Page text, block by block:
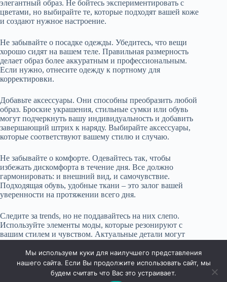
элегантный образ. Не бойтесь экспериментировать с
цветами, но выбирайте те, которые подходят вашей коже
и создают нужное настроение.
Не забывайте о посадке одежды. Убедитесь, что вещи
хорошо сидят на вашем теле. Правильная размерность
делает образ более аккуратным и профессиональным.
Если нужно, отнесите одежду к портному для
корректировки.
Добавьте аксессуары. Они способны преобразить любой
образ. Броские украшения, стильные сумки или обувь
могут подчеркнуть вашу индивидуальность и добавить
завершающий штрих к наряду. Выбирайте аксессуары,
которые соответствуют вашему стилю и случаю.
Не забывайте о комфорте. Одевайтесь так, чтобы
избежать дискомфорта в течение дня. Все должно
гармонировать: и внешний вид, и самочувствие.
Подходящая обувь, удобные ткани – это залог вашей
уверенности на протяжении всего дня.
Следите за trends, но не поддавайтесь на них слепо.
Используйте элементы моды, которые резонируют с
вашим стилем и чувством. Актуальные детали могут
вашей индивидуальности.
Мы используем куки для наилучшего представления
нашего сайта. Если Вы продолжите использовать сайт, мы
будем считать что Вас это устраивает.